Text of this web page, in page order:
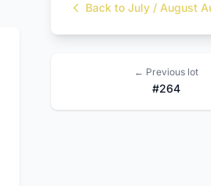
Back to July / August
← Previous lot
#264